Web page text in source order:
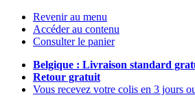
Revenir au menu
Accéder au contenu
Consulter le panier
Belgique : Livraison standard
Retour gratuit
Vous recevez votre colis en 3 jours